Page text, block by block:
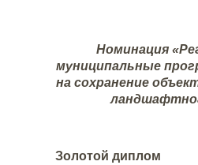
Номинация
муниципальные
на сохранение
Золотой диплом